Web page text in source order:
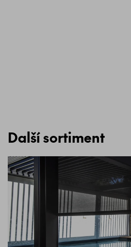
Další sortiment